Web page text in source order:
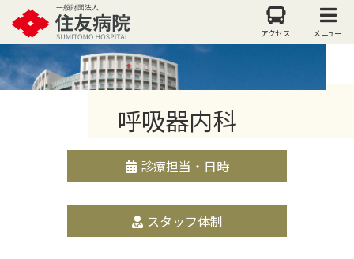
アクセス メニュー
呼吸器内科
診療担当・日時
スタッフ体制